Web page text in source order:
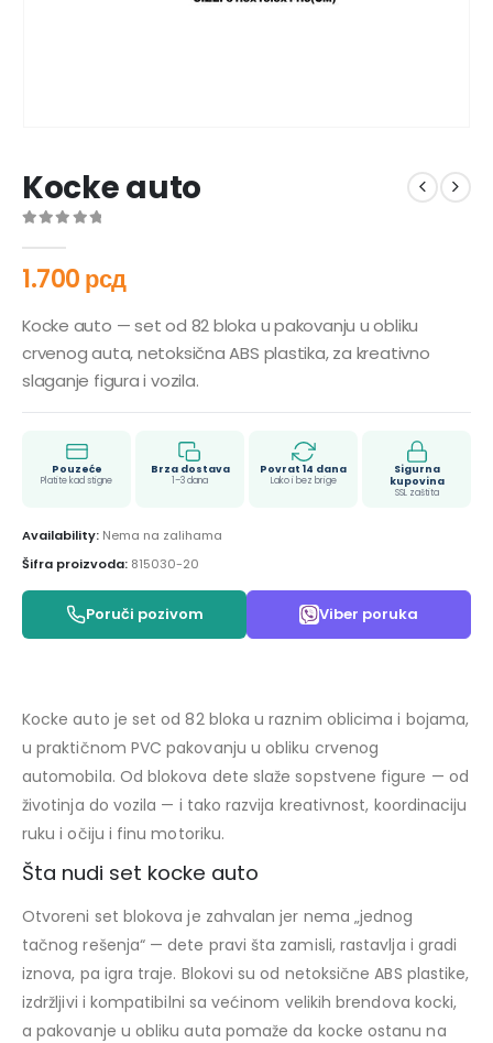
Kocke auto
1.700рсд
Kocke auto — set od 82 bloka u pakovanju u obliku
crvenog auta, netoksična ABS plastika, za kreativno
slaganje figura i vozila.
Pouzeće
Platite kad stigne
Brza dostava
1–3 dana
Povrat 14 dana
Lako i bez brige
Sigurna
kupovina
SSL zaštita
Availability: Nema na zalihama
Šifra proizvoda: 815030-20
Poruči pozivom Viber poruka
Kocke auto je set od 82 bloka u raznim oblicima i bojama,
u praktičnom PVC pakovanju u obliku crvenog
automobila. Od blokova dete slaže sopstvene figure — od
životinja do vozila — i tako razvija kreativnost, koordinaciju
ruku i očiju i finu motoriku.
Šta nudi set kocke auto
Otvoreni set blokova je zahvalan jer nema „jednog
tačnog rešenja“ — dete pravi šta zamisli, rastavlja i gradi
iznova, pa igra traje. Blokovi su od netoksične ABS plastike,
izdržljivi i kompatibilni sa većinom velikih brendova kocki,
a pakovanje u obliku auta pomaže da kocke ostanu na